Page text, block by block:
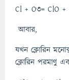
Cl + O3= ClO +
আবার,
যখন ক্লোরিন
ক্লোরিন পরমাণু